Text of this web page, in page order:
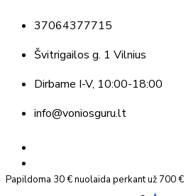
37064377715
Švitrigailos g. 1 Vilnius
Dirbame I-V, 10:00-18:00
info@voniosguru.lt
Papildoma 30 € nuolaida perkant už 700 €